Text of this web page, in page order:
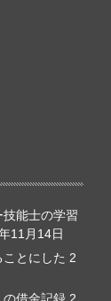
能士の学習
11月14日
とにした 2